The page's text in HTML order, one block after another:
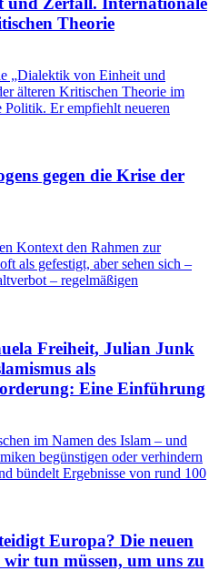
Theorie
„Dialektik von Einheit und
älteren Kritischen Theorie im
Politik. Er empfiehlt neueren
gegen die Krise der
Kontext den Rahmen zur
als gefestigt, aber sehen sich –
– regelmäßigen
Freiheit, Julian Junk
als
Eine Einführung
im Namen des Islam – und
begünstigen oder verhindern
bündelt Ergebnisse von rund 100
Europa? Die neuen
tun müssen, um uns zu